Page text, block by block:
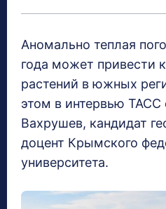
Аномально теплая
года может привести
растений в южных
этом в интервью
Вахрушев, кандидат
доцент Крымского
университета.